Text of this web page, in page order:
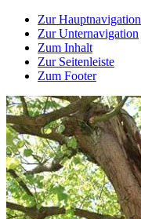
Zur Hauptnavigation
Zur Unternavigation
Zum Inhalt
Zur Seitenleiste
Zum Footer